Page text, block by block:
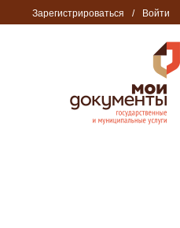
Зарегистрироваться / Войти